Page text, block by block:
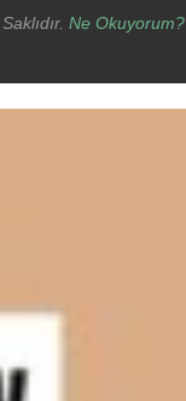
Ne Okuyorum?